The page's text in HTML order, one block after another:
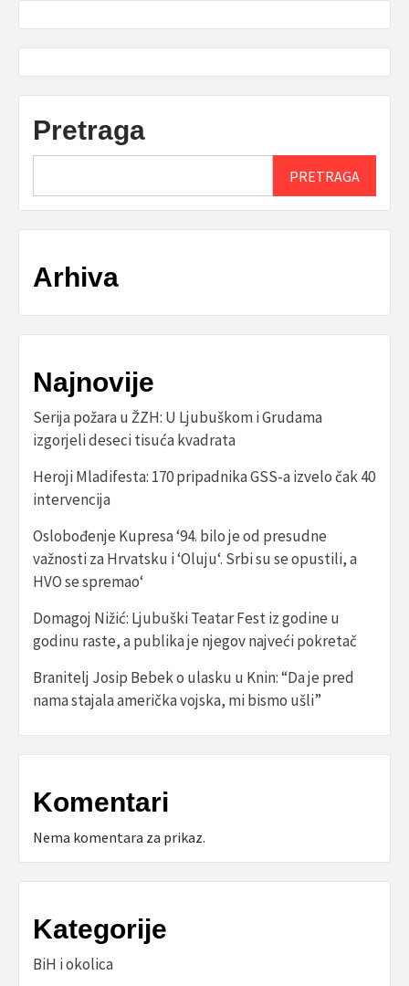
Pretraga
PRETRAGA
Arhiva
Najnovije
Serija požara u ŽZH: U Ljubuškom i Grudama
izgorjeli deseci tisuća kvadrata
Heroji Mladifesta: 170 pripadnika GSS-a izvelo čak 40
intervencija
Oslobođenje Kupresa ‘94. bilo je od presudne
važnosti za Hrvatsku i ‘Oluju‘. Srbi su se opustili, a
HVO se spremao‘
Domagoj Nižić: Ljubuški Teatar Fest iz godine u
godinu raste, a publika je njegov najveći pokretač
Branitelj Josip Bebek o ulasku u Knin: “Da je pred
nama stajala američka vojska, mi bismo ušli”
Komentari
Nema komentara za prikaz.
Kategorije
BiH i okolica